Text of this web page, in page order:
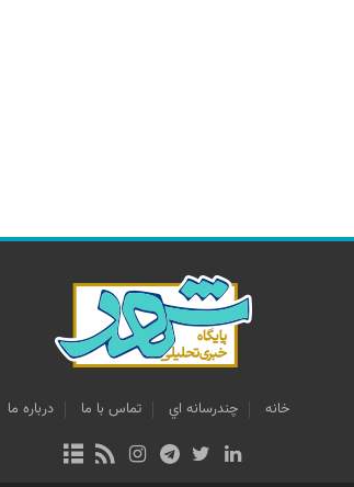
خانه چندرسانه اي تماس با ما درباره ما